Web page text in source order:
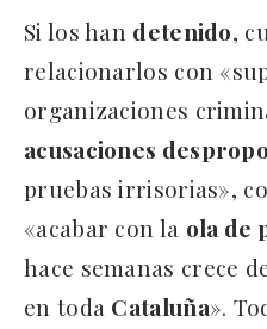
Si los han detenido,
relacionarlos con
organizaciones
acusaciones
pruebas irrisorias»,
«acabar con la ola de
hace semanas crece
en toda Cataluña».